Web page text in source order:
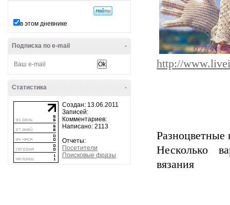
в этом дневнике
-
Подписка по e-mail
-
Статистика
Создан: 13.06.2011
Записей:
Комментариев:
Написано: 2113
Отчеты:
Посетители
Поисковые фразы
http://
Разноцветные
Несколько